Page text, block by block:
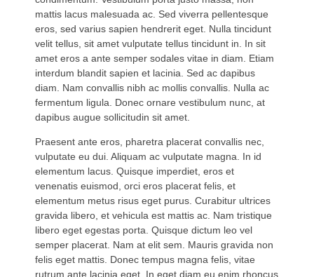
mattis lacus malesuada ac. Sed viverra pellentesque
eros, sed varius sapien hendrerit eget. Nulla tincidunt
velit tellus, sit amet vulputate tellus tincidunt in. In sit
amet eros a ante semper sodales vitae in diam. Etiam
interdum blandit sapien et lacinia. Sed ac dapibus
diam. Nam convallis nibh ac mollis convallis. Nulla ac
fermentum ligula. Donec ornare vestibulum nunc, at
dapibus augue sollicitudin sit amet.
Praesent ante eros, pharetra placerat convallis nec,
vulputate eu dui. Aliquam ac vulputate magna. In id
elementum lacus. Quisque imperdiet, eros et
venenatis euismod, orci eros placerat felis, et
elementum metus risus eget purus. Curabitur ultrices
gravida libero, et vehicula est mattis ac. Nam tristique
libero eget egestas porta. Quisque dictum leo vel
semper placerat. Nam at elit sem. Mauris gravida non
felis eget mattis. Donec tempus magna felis, vitae
rutrum ante lacinia eget. In eget diam eu enim rhoncus